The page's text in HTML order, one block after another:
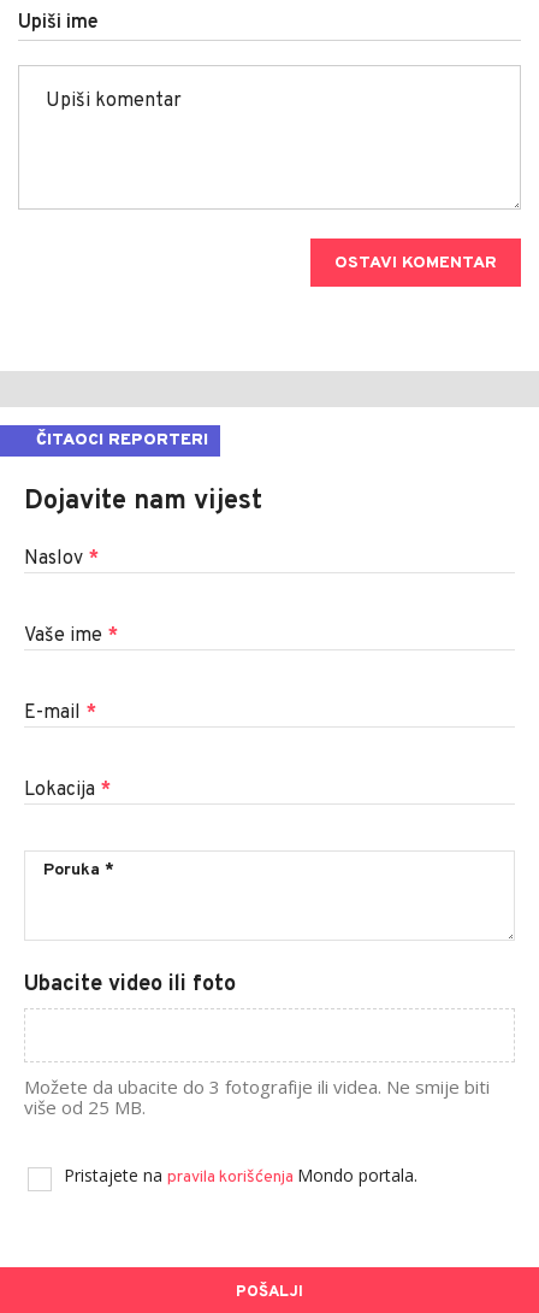
Upiši ime
OSTAVI KOMENTAR
ČITAOCI REPORTERI
Dojavite nam vijest
Naslov *
Vaše ime *
E-mail *
Lokacija *
Ubacite video ili foto
Možete da ubacite do 3 fotografije ili videa. Ne smije biti
više od 25 MB.
Pristajete na pravila korišćenja Mondo portala.
POŠALJI